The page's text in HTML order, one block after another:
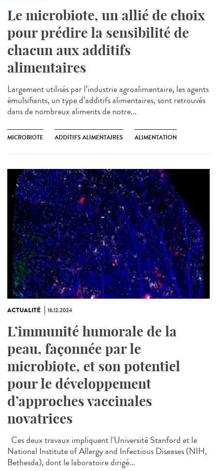
Le microbiote, un allié de choix
pour prédire la sensibilité de
chacun aux additifs
alimentaires
Largement utilisés par l’industrie agroalimentaire, les agents
émulsifiants, un type d’additifs alimentaires, sont retrouvés
dans de nombreux aliments de notre...
MICROBIOTE ADDITIFS ALIMENTAIRES ALIMENTATION
ACTUALITÉ 16.12.2024
L’immunité humorale de la
peau, façonnée par le
microbiote, et son potentiel
pour le développement
d’approches vaccinales
novatrices
Ces deux travaux impliquent l'Université Stanford et le
National Institute of Allergy and Infectious Diseases (NIH,
Bethesda), dont le laboratoire dirigé...